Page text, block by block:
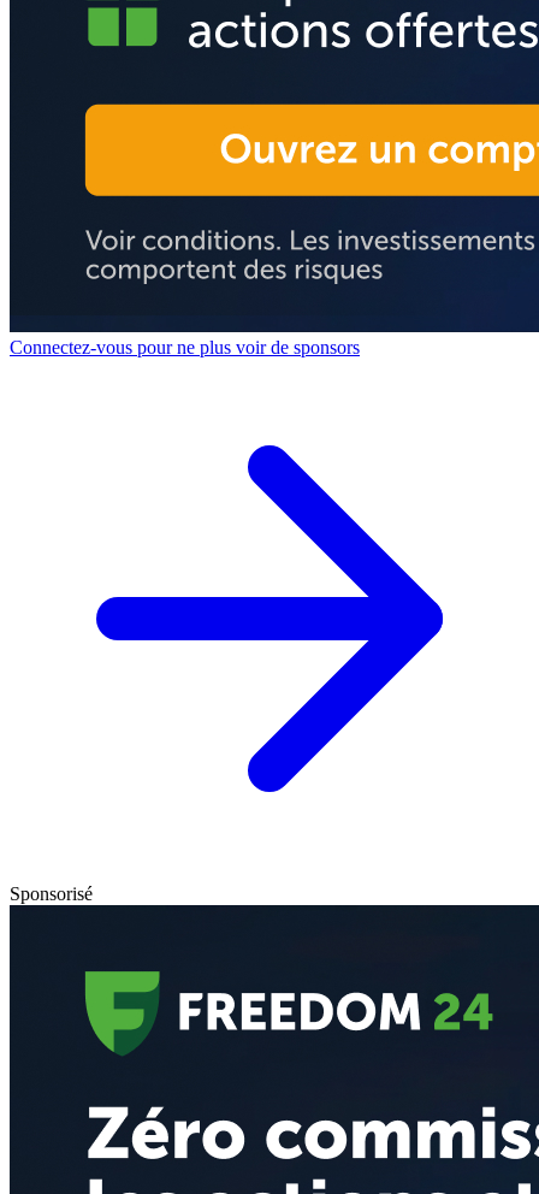
Connectez-vous pour ne plus voir de sponsors
Sponsorisé